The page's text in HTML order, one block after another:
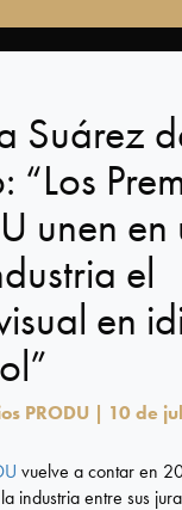
Suárez
“Los
unen en
el
en
PRODU | 10 de
vuelve a contar en
industria entre sus